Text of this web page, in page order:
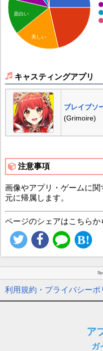
面白い
美しい
キャスティングアプリ
ブレイブソ
(Grimoire)
注意事項
画像やアプリ・ゲームに
元に帰属します。
ページのシェアはこちらか
利用規約・プライバシーポ
ア
ガ